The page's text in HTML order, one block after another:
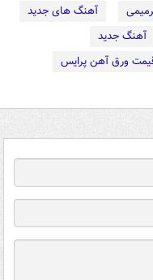
آهنگ های جدید
آهنگ جدید
ورق آهن پرایس